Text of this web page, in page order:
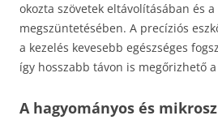
okozta szövetek eltávolításában és
megszüntetésében. A precíziós
a kezelés kevesebb egészséges
így hosszabb távon is megőrizhető
A hagyományos és